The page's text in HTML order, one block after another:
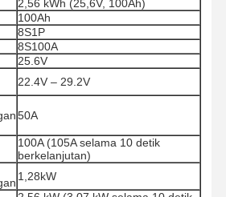
2,56 kWh (25,6V, 100Ah)
100Ah
8S1P
8S100A
25.6V
22.4V – 29.2V
50A
100A (105A selama 10 detik
berkelanjutan)
1,28kW